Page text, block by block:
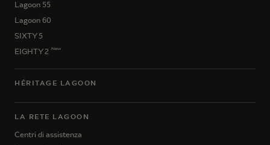
Lagoon 55
Lagoon 60
SIXTY 5
EIGHTY 2 New
HÉRITAGE LAGOON
LA RETE LAGOON
Centri di assistenza